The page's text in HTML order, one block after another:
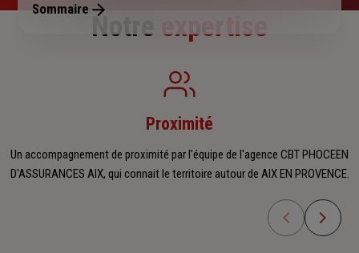
Sommaire
Notre expertise
Proximité
Un accompagnement de proximité par l'équipe de l'agence CBT PHOCEEN
D'ASSURANCES AIX, qui connait le territoire autour de AIX EN PROVENCE.